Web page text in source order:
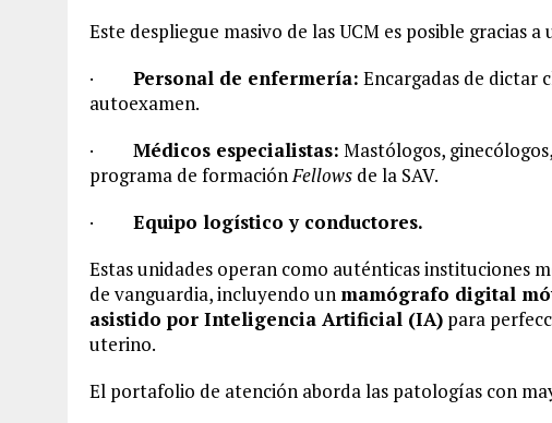
Este despliegue masivo de las UCM es posible
· Personal de enfermería: Encargadas de dictar
autoexamen.
· Médicos especialistas: Mastólogos,
programa de formaciónFellows de la SAV.
· Equipo logístico y conductores.
Estas unidades operan como auténticas instituciones
de vanguardia, incluyendo un mamógrafo digital
asistido por Inteligencia Artificial (IA) para
uterino.
El portafolio de atención aborda las patologías con